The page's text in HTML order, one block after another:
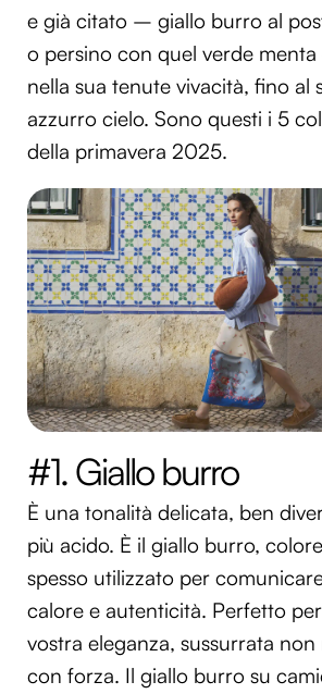
e già citato – giallo burro al
o persino con quel verde menta
nella sua tenute vivacità, fino al
azzurro cielo. Sono questi i 5
della primavera 2025.
#1. Giallo burro
È una tonalità delicata, ben
più acido. È il giallo burro,
spesso utilizzato per
calore e autenticità. Perfetto
vostra eleganza, sussurrata
con forza. Il giallo burro su